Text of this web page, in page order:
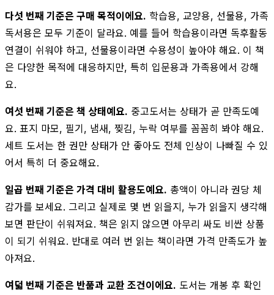
다섯 번째 기준은 구매 목적이에요. 학습용, 교양용, 선물용, 가족
독서용은 모두 기준이 달라요. 예를 들어 학습용이라면 독후활동
연결이 쉬워야 하고, 선물용이라면 수용성이 높아야 해요. 이 책
은 다양한 목적에 대응하지만, 특히 입문용과 가족용에서 강해
요.
여섯 번째 기준은 책 상태예요. 중고도서는 상태가 곧 만족도예
요. 표지 마모, 필기, 냄새, 찢김, 누락 여부를 꼼꼼히 봐야 해요.
세트 도서는 한 권만 상태가 안 좋아도 전체 인상이 나빠질 수 있
어서 특히 더 중요해요.
일곱 번째 기준은 가격 대비 활용도예요. 총액이 아니라 권당 체
감가를 보세요. 그리고 실제로 몇 번 읽을지, 누가 읽을지 생각해
보면 판단이 쉬워져요. 책은 읽지 않으면 아무리 싸도 비싼 상품
이 되기 쉬워요. 반대로 여러 번 읽는 책이라면 가격 만족도가 높
아져요.
여덟 번째 기준은 반품과 교환 조건이에요. 도서는 개봉 후 확인